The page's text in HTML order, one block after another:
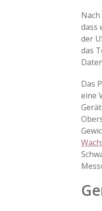
dass
der
das
Das
eine